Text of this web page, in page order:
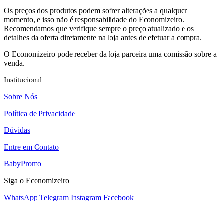
Os preços dos produtos podem sofrer alterações a qualquer
momento, e isso não é responsabilidade do Economizeiro.
Recomendamos que verifique sempre o preço atualizado e os
detalhes da oferta diretamente na loja antes de efetuar a compra.
O Economizeiro pode receber da loja parceira uma comissão sobre a
venda.
Institucional
Sobre Nós
Política de Privacidade
Dúvidas
Entre em Contato
BabyPromo
Siga o Economizeiro
WhatsApp Telegram Instagram Facebook